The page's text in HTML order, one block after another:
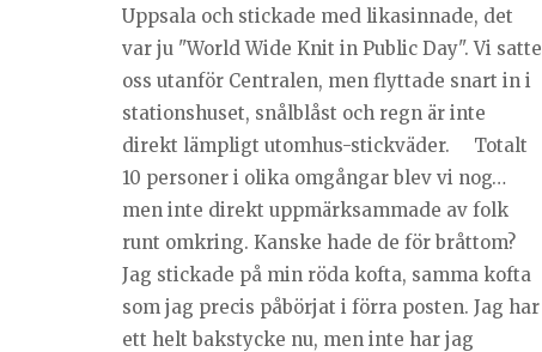
Uppsala och stickade med likasinnade, det
var ju "World Wide Knit in Public Day". Vi satte
oss utanför Centralen, men flyttade snart in i
stationshuset, snålblåst och regn är inte
direkt lämpligt utomhus-stickväder. Totalt
10 personer i olika omgångar blev vi nog…
men inte direkt uppmärksammade av folk
runt omkring. Kanske hade de för bråttom?
Jag stickade på min röda kofta, samma kofta
som jag precis påbörjat i förra posten. Jag har
ett helt bakstycke nu, men inte har jag